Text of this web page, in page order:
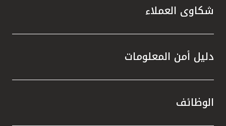
شكاوى العملاء
دليل أمن المعلومات
الوظائف